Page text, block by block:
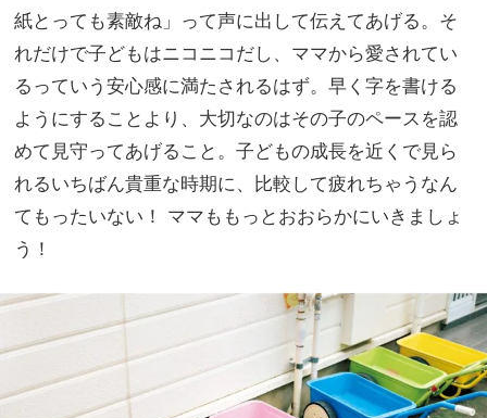
紙とっても素敵ね」って声に出して伝えてあげる。そ
れだけで子どもはニコニコだし、ママから愛されてい
るっていう安心感に満たされるはず。早く字を書ける
ようにすることより、大切なのはその子のペースを認
めて見守ってあげること。子どもの成長を近くで見ら
れるいちばん貴重な時期に、比較して疲れちゃうなん
てもったいない！ ママももっとおおらかにいきましょ
う！